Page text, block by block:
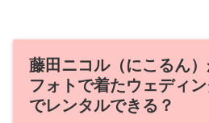
藤田ニコル（にこるん
フォトで着たウェディ
でレンタルできる？